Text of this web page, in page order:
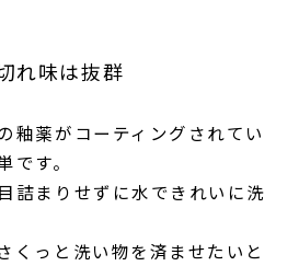
れ味は抜群
釉薬がコーティングされてい
です。
詰まりせずに水できれいに洗
くっと洗い物を済ませたいと